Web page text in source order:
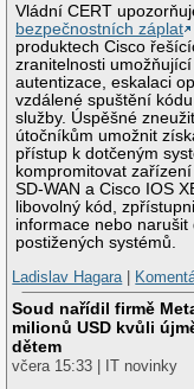
Vládní CERT
bezpečnostních záplat
produktech Cisco
zranitelnosti
autentizace, eskalaci
vzdálené spuštění
služby. Úspěšné
útočníkům umožnit
přístup k dotčeným
kompromitovat
SD-WAN a Cisco IOS
libovolný kód,
informace nebo narušit
postižených systémů.
Ladislav Hagara|
Soud nařídil firmě
milionů USD kvůli
dětem
včera 15:33 | IT novinky